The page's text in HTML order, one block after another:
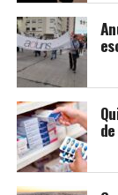
el
Estudios
provincia
que la